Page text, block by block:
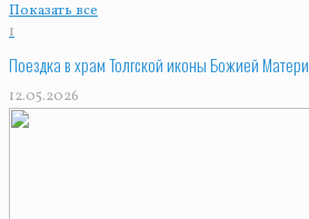
Показать все
1
Поездка в храм Толгской иконы Божией Матери
12.05.2026